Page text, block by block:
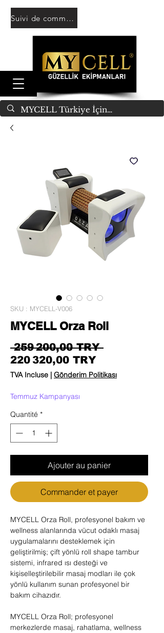
Suivi de commande
SKU : MYCELL-V006
MYCELL Orza Roll
259 200,00 TRY Prix
220 320,00 TRYPrix
TVA Incluse | Gönderim Politikası
Temmuz Kampanyası
Quantité *
Ajouter au panier
Commander et payer
MYCELL Orza Roll, profesyonel bakım ve
wellness alanlarında vücut odaklı masaj
uygulamalarını desteklemek için
geliştirilmiş; çift yönlü roll shape tambur
sistemi, infrared ısı desteği ve
kişiselleştirilebilir masaj modları ile çok
yönlü kullanım sunan profesyonel bir
bakım cihazıdır.
MYCELL Orza Roll; profesyonel
merkezlerde masaj, rahatlama, wellness